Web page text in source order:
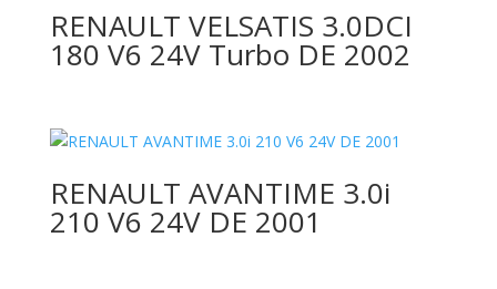
RENAULT VELSATIS 3.0DCI
180 V6 24V Turbo DE 2002
RENAULT AVANTIME 3.0i
210 V6 24V DE 2001